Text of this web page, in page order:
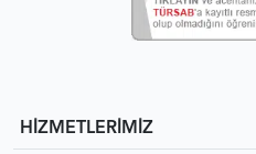
HİZMETLERİMİZ